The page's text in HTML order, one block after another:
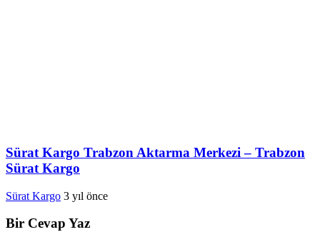
Sürat Kargo Trabzon Aktarma Merkezi – Trabzon
Sürat Kargo
Sürat Kargo 3 yıl önce
Bir Cevap Yaz